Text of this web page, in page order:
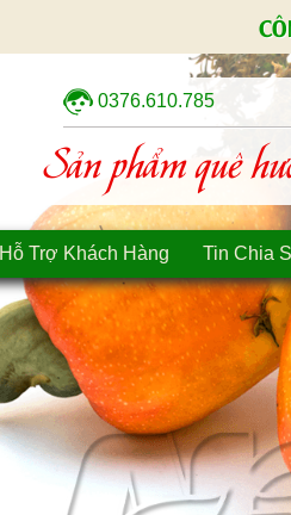
0376.610.785
Sản phẩm quê
Hỗ Trợ Khách Hàng Tin Chia